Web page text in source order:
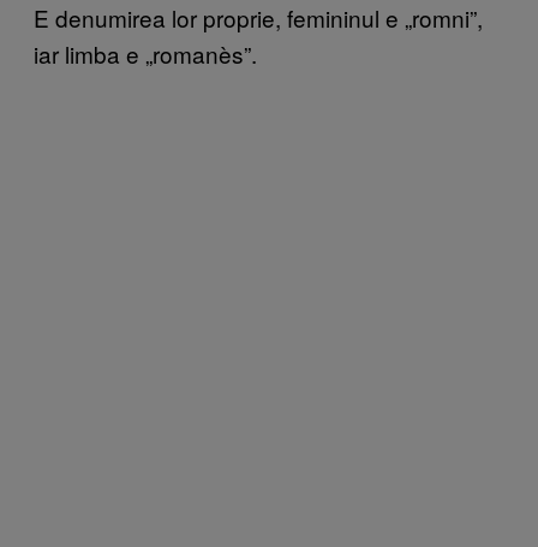
E denumirea lor proprie, femininul e „romni”,
iar limba e „romanès”.